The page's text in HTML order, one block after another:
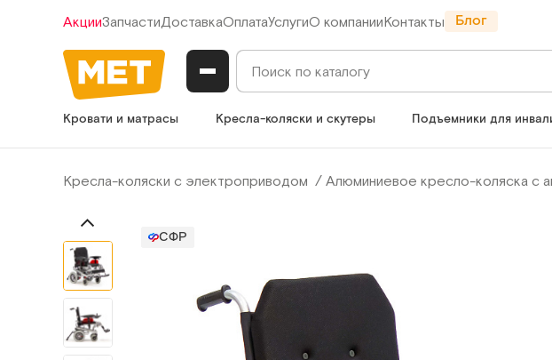
АкцииЗапчастиДоставкаОплатаУслугиО компанииКонтакты Блог
Кровати и матрасы Кресла-коляски и скутеры Подъемники для
Кресла-коляски с электроприводом Алюминиевое кресло-коляска с
СФР